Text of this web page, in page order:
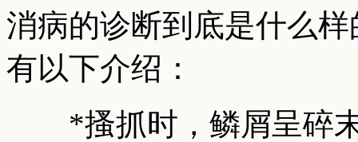
消病的诊断到底是什么
有以下介绍：
*搔抓时，鳞屑呈碎末